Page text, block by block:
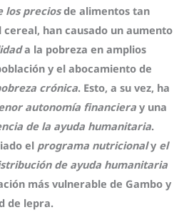
los preciosde alimentos tan
cereal, han causado un aumento
a la pobreza en amplios
y el abocamiento de
crónica. Esto, a su vez, ha
autonomía financieray una
de la ayuda humanitaria.
el programa nutricionaly el
de ayuda humanitaria
más vulnerable de Gambo y
de lepra.